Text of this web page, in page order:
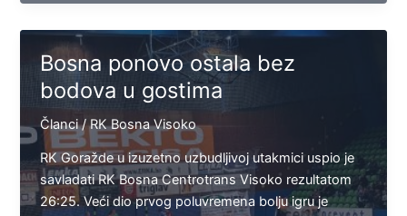
protiv
Dervente
Visokom
Bosna ponovo ostala bez
bodova u gostima
Članci/RK Bosna Visoko
RK Goražde u izuzetno uzbudljivoj utakmici uspio je
savladati RK Bosna Centrotrans Visoko rezultatom
26:25. Veći dio prvog poluvremena bolju igru je